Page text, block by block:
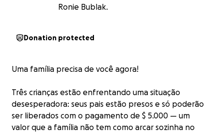
Ronie Bublak.
Donation protected
Uma família precisa de você agora!
Três crianças estão enfrentando uma situação
desesperadora: seus pais estão presos e só poderão
ser liberados com o pagamento de $ 5.000 — um
valor que a família não tem como arcar sozinha no